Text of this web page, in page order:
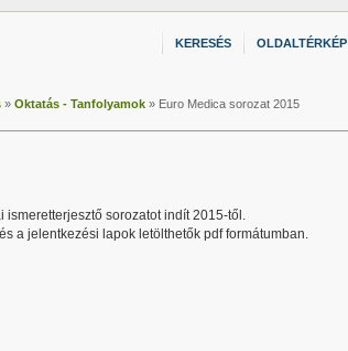
OLDALTÉRKÉP
KERESÉS
» Oktatás - Tanfolyamok » Euro Medica sorozat 2015
sorozatot indít 2015-től.
a jelentkezési lapok letölthetők pdf formátumban.